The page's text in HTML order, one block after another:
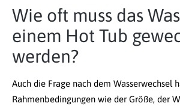
Wie oft muss das
einem Hot Tub
werden?
Auch die Frage nach dem Wasserwechsel
Rahmenbedingungen wie der Größe, der